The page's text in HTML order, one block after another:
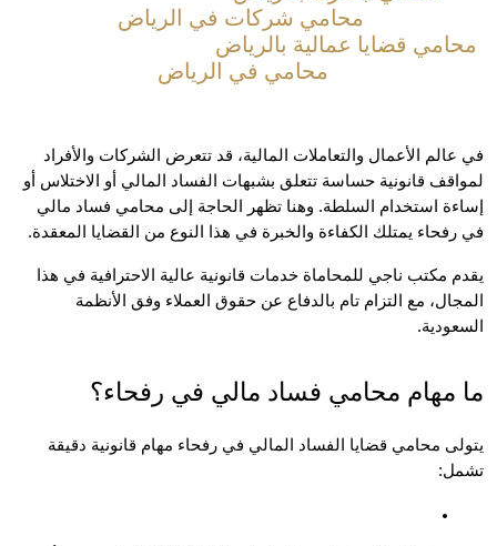
محامي شركات في الرياض
قضايا عمالية بالرياض
محامي في الرياض
في عالم الأعمال والتعاملات المالية، قد تتعرض الشركات والأفراد
لمواقف قانونية حساسة تتعلق بشبهات الفساد المالي أو الاختلاس أو
يمتلك الكفاءة والخبرة في هذا النوع من القضايا المعقدة.
يقدم مكتب ناجي للمحاماة خدمات قانونية عالية الاحترافية في هذا
المجال، مع التزام تام بالدفاع عن حقوق العملاء وفق الأنظمة
مهام محامي فساد مالي في رفحاء؟
يتولى محامي قضايا الفساد المالي في رفحاء مهام قانونية دقيقة